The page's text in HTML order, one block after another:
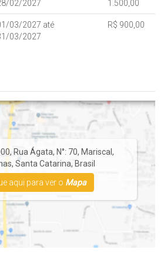
não dispomos de camas extras;
nas sacadas e varandas.
02/2027
1.500,00
03/2027 até
03/2027
R$ 900,00
, Rua Ágata, N°: 70, Mariscal,
, Santa Catarina, Brasil
aqui para ver o Mapa